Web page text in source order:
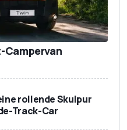
rollende Skulpur
Track-Car